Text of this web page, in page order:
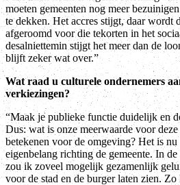
moeten gemeenten nog meer
te dekken. Het accres stijgt, daar wordt
afgeroomd voor die tekorten in het
desalniettemin stijgt het meer dan de
blijft zeker wat over.”
Wat raad u culturele ondernemers
verkiezingen?
“Maak je publieke functie duidelijk en
Dus: wat is onze meerwaarde voor
betekenen voor de omgeving? Het is nu
eigenbelang richting de gemeente. In
zou ik zoveel mogelijk gezamenlijk
voor de stad en de burger laten zien.